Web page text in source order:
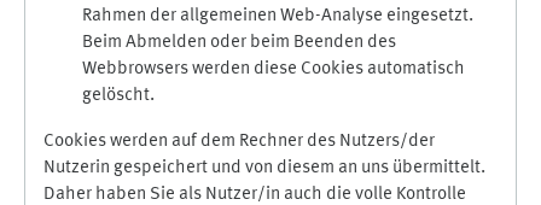
Rahmen der allgemeinen Web-Analyse eingesetzt.
Beim Abmelden oder beim Beenden des
Webbrowsers werden diese Cookies automatisch
gelöscht.
Cookies werden auf dem Rechner des Nutzers/der
Nutzerin gespeichert und von diesem an uns übermittelt.
Daher haben Sie als Nutzer/in auch die volle Kontrolle